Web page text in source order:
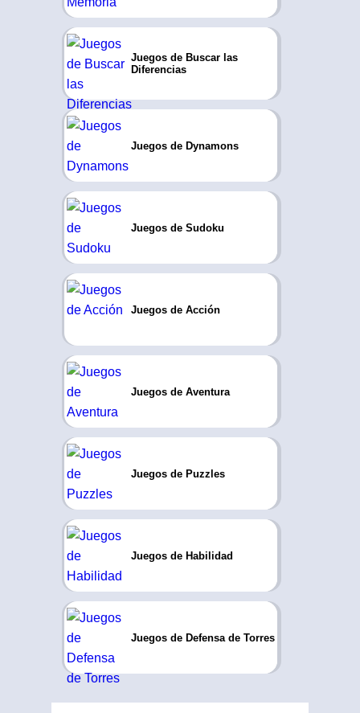
Juegos de Buscar las
Diferencias
Juegos de Dynamons
Juegos de Sudoku
Juegos de Acción
Juegos de Aventura
Juegos de Puzzles
Juegos de Habilidad
Juegos de Defensa de Torres